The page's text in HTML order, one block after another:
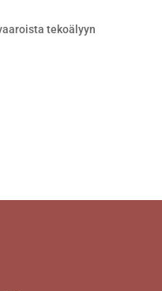
tekoälyyn